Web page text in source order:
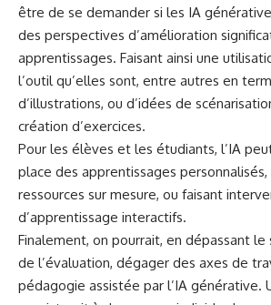
être de se demander si les IA
des perspectives d’amélioration
apprentissages. Faisant ainsi une
l’outil qu’elles sont, entre autres en
d’illustrations, ou d’idées de
création d’exercices.
Pour les élèves et les étudiants, l’IA
place des apprentissages
ressources sur mesure, ou faisant
d’apprentissage interactifs.
Finalement, on pourrait, en dépassant
de l’évaluation, dégager des axes de
pédagogie assistée par l’IA générative.